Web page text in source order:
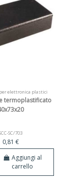
elettronica plastici
termoplastificato
SC/703
0,81 €
Aggiungi al
carrello